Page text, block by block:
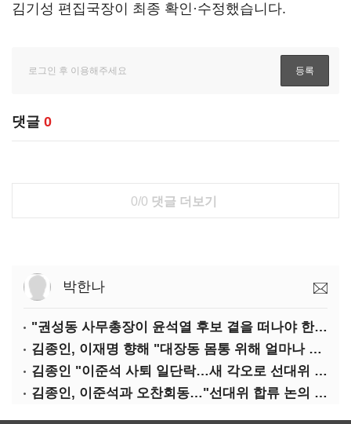
김기성 편집국장이 최종 확인·수정했습니다.
댓글 0
0/0 댓글 더보기
박한나
"권성동 사무총장이 윤석열 후보 곁을 떠나야 한다"
김종인, 이재명 향해 "대장동 몸통 위해 얼마나 죽어야 하나"
김종인 "이준석 사퇴 일단락…새 각오로 선대위 꾸리겠다"
김종인, 이준석과 오찬회동…"선대위 합류 논의 없었다"(종합)